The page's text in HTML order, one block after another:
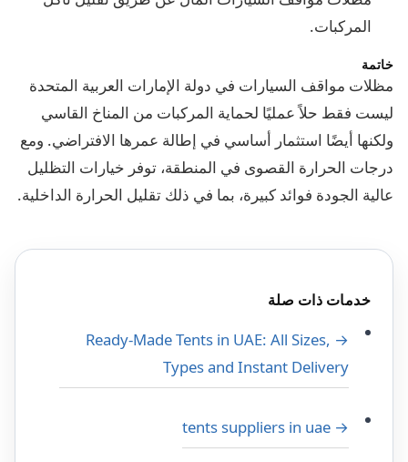
المركبات.
خاتمة
مظلات مواقف السيارات في دولة الإمارات العربية المتحدة
ليست فقط حلاً عمليًا لحماية المركبات من المناخ القاسي
ولكنها أيضًا استثمار أساسي في إطالة عمرها الافتراضي. ومع
درجات الحرارة القصوى في المنطقة، توفر خيارات التظليل
عالية الجودة فوائد كبيرة، بما في ذلك تقليل الحرارة الداخلية.
خدمات ذات صلة
→ Ready-Made Tents in UAE: All Sizes,
Types and Instant Delivery
→ tents suppliers in uae